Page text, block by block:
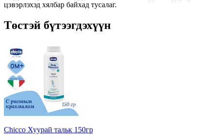
цэвэрлэхэд хялбар байхад тусалаг.
Төстэй бүтээгдэхүүн
Chicco Хуурай тальк 150гр